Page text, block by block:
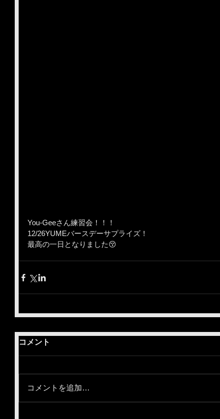
You-Geeさん練習会！！！
12/26YUMEバースデーサプライズ！
最高の一日となりました😚
コメント
コメントを追加…